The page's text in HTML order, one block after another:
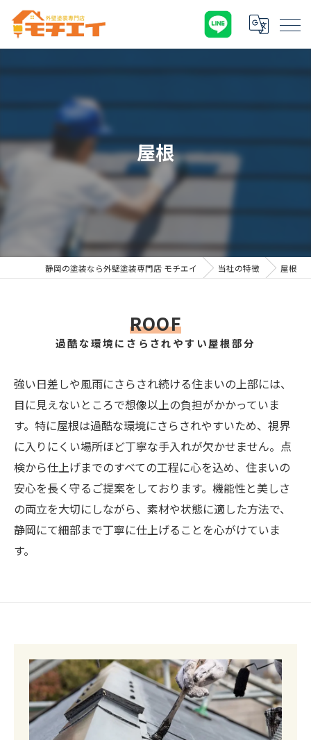
屋根
静岡の塗装なら外壁塗装専門店 モチエイ 当社の特徴 屋根
過酷な環境にさらされやすい屋根部分
ROOF
強い日差しや風雨にさらされ続ける住まいの上部には、
目に見えないところで想像以上の負担がかかっていま
す。特に屋根は過酷な環境にさらされやすいため、視界
に入りにくい場所ほど丁寧な手入れが欠かせません。点
検から仕上げまでのすべての工程に心を込め、住まいの
安心を長く守るご提案をしております。機能性と美しさ
の両立を大切にしながら、素材や状態に適した方法で、
静岡にて細部まで丁寧に仕上げることを心がけていま
す。